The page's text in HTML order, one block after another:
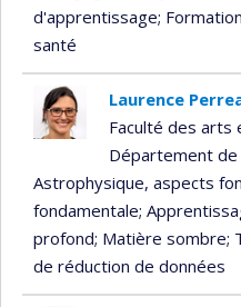
d'apprentissage;
santé
Laurence
Faculté des arts
Département de
Astrophysique, aspects
fondamentale;
profond; Matière sombre;
de réduction de données